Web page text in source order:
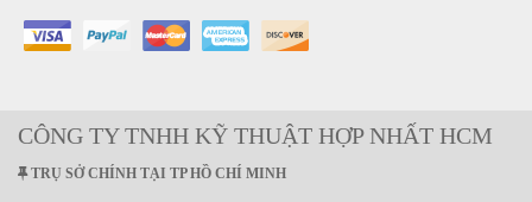
CÔNG TY TNHH KỸ THUẬT HỢP NHẤT HCM
TRỤ SỞ CHÍNH TẠI TP HỒ CHÍ MINH